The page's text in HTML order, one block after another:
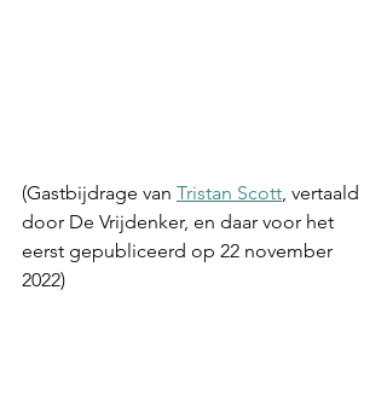
(Gastbijdrage van Tristan Scott, vertaald
door De Vrijdenker, en daar voor het
eerst gepubliceerd op 22 november
2022)